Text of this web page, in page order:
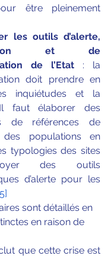
être pleinement
les outils d’alerte,
et de
de l’Etat : la
doit prendre en
inquiétudes et la
faut élaborer des
de références de
des populations en
typologies des sites
des outils
d’alerte pour les
sont détaillés en
en raison de
que cette crise est